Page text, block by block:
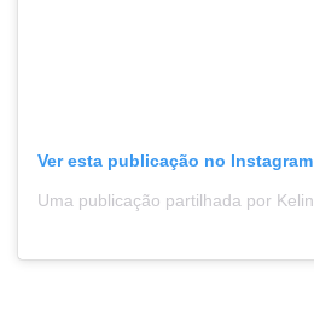
Ver esta publicação no Instagram